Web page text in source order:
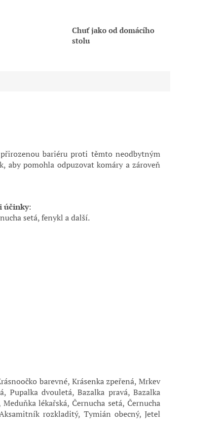
Chuť jako od domácího
stolu
bariéru proti těmto neodbytným
aby pomohla odpuzovat komáry a zároveň
účinky:
setá, fenykl a další.
barevné, Krásenka zpeřená, Mrkev
Pupalka dvouletá, Bazalka pravá, Bazalka
lékařská, Černucha setá, Černucha
rozkladitý, Tymián obecný, Jetel